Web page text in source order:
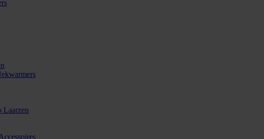
Laarzen